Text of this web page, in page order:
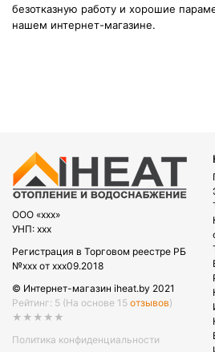
безотказную работу и хорошие
нашем интернет-магазине.
OOO «xxx»
УНП: xxx
Регистрация в Торговом реестре РБ
№xxx от xxx09.2018
© Интернет-магазин iheat.by 2021
Рейтинг: 5 (На основе 15 отзывов)
★★★★★
Политика конфиденциальности